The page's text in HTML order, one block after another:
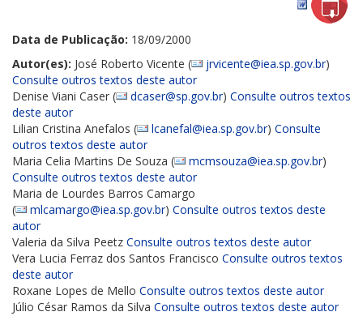
Data de Publicação: 18/09/2000
Autor(es): José Roberto Vicente ( jrvicente@iea.sp.gov.br)
Consulte outros textos deste autor
Denise Viani Caser (
dcaser@sp.gov.br) Consulte outros textos
deste autor
Lilian Cristina Anefalos (
lcanefal@iea.sp.gov.br) Consulte
outros textos deste autor
Maria Celia Martins De Souza (
mcmsouza@iea.sp.gov.br)
Consulte outros textos deste autor
Maria de Lourdes Barros Camargo
(
mlcamargo@iea.sp.gov.br) Consulte outros textos deste
autor
Valeria da Silva Peetz Consulte outros textos deste autor
Vera Lucia Ferraz dos Santos Francisco Consulte outros textos
deste autor
Roxane Lopes de Mello Consulte outros textos deste autor
Júlio César Ramos da Silva Consulte outros textos deste autor